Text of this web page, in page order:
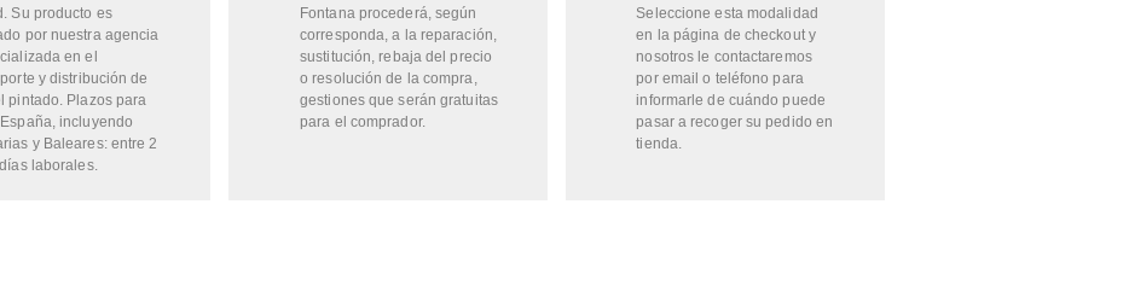
Su producto es
por nuestra agencia
en el
y distribución de
pintado. Plazos para
incluyendo
y Baleares: entre 2
laborales.
Fontana procederá, según
corresponda, a la reparación,
sustitución, rebaja del precio
o resolución de la compra,
gestiones que serán gratuitas
para el comprador.
Seleccione esta modalidad
en la página de checkout y
nosotros le contactaremos
por email o teléfono para
informarle de cuándo puede
pasar a recoger su pedido en
tienda.